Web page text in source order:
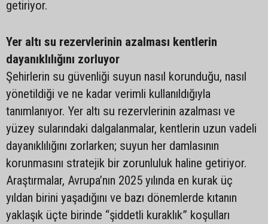
getiriyor.
Yer altı su rezervlerinin azalması kentlerin
dayanıklılığını zorluyor
Şehirlerin su güvenliği suyun nasıl korunduğu, nasıl
yönetildiği ve ne kadar verimli kullanıldığıyla
tanımlanıyor. Yer altı su rezervlerinin azalması ve
yüzey sularındaki dalgalanmalar, kentlerin uzun vadeli
dayanıklılığını zorlarken; suyun her damlasının
korunmasını stratejik bir zorunluluk haline getiriyor.
Araştırmalar, Avrupa’nın 2025 yılında en kurak üç
yıldan birini yaşadığını ve bazı dönemlerde kıtanın
yaklaşık üçte birinde “şiddetli kuraklık” koşulları